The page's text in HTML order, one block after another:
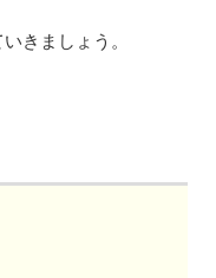
きましょう。